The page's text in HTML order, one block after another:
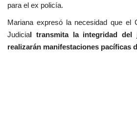
para el ex policía.
Mariana expresó la necesidad que el
Judicial transmita la integridad del
realizarán manifestaciones pacíficas